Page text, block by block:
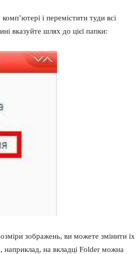
і перемістити туди всі
вказуйте шлях до цієї папки:
зображень, ви можете змінити їх
наприклад, на вкладці Folder можна